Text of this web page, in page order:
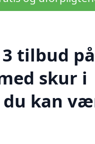
tilbud på
skur i
kan